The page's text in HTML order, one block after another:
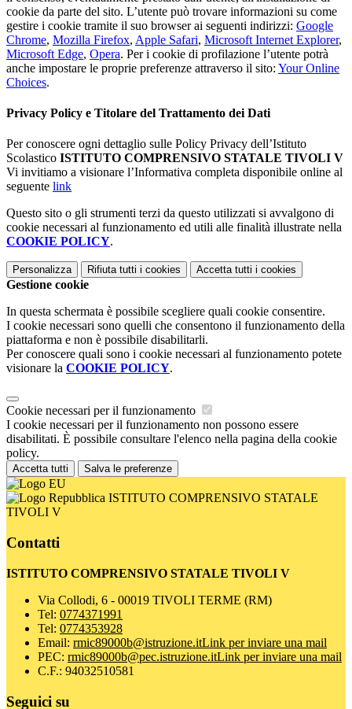
cookie da parte del sito. L’utente può trovare informazioni su come
gestire i cookie tramite il suo browser ai seguenti indirizzi: Google
Chrome, Mozilla Firefox, Apple Safari, Microsoft Internet Explorer,
Microsoft Edge, Opera. Per i cookie di profilazione l’utente potrà
anche impostare le proprie preferenze attraverso il sito: Your Online
Choices.
Privacy Policy e Titolare del Trattamento dei Dati
Per conoscere ogni dettaglio sulle Policy Privacy dell’Istituto
Scolastico ISTITUTO COMPRENSIVO STATALE TIVOLI V
Vi invitiamo a visionare l’Informativa completa disponibile online al
seguente link
Questo sito o gli strumenti terzi da questo utilizzati si avvalgono di
cookie necessari al funzionamento ed utili alle finalità illustrate nella
COOKIE POLICY.
Personalizza Rifiuta tutti i cookies Accetta tutti i cookies
Gestione cookie
In questa schermata è possibile scegliere quali cookie consentire.
I cookie necessari sono quelli che consentono il funzionamento della
piattaforma e non è possibile disabilitarli.
Per conoscere quali sono i cookie necessari al funzionamento potete
visionare la COOKIE POLICY.
Cookie necessari per il funzionamento
I cookie necessari per il funzionamento non possono essere
disabilitati. È possibile consultare l'elenco nella pagina della cookie
policy.
Accetta tutti Salva le preferenze
ISTITUTO COMPRENSIVO STATALE
TIVOLI V
Contatti
ISTITUTO COMPRENSIVO STATALE TIVOLI V
Via Collodi, 6 - 00019 TIVOLI TERME (RM)
Tel: 0774371991
Tel: 0774353928
Email: rmic89000b@istruzione.itLink per inviare una mail
PEC: rmic89000b@pec.istruzione.itLink per inviare una mail
C.F.: 94032510581
Seguici su